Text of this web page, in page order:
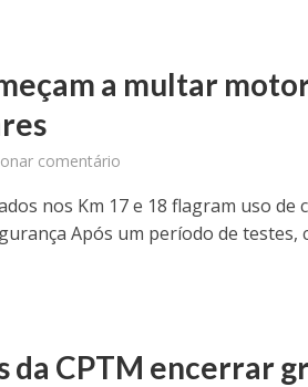
a multar
comentário
nos Km 17 e 18 flagram uso de
Após um período de testes,
da CPTM encerrar